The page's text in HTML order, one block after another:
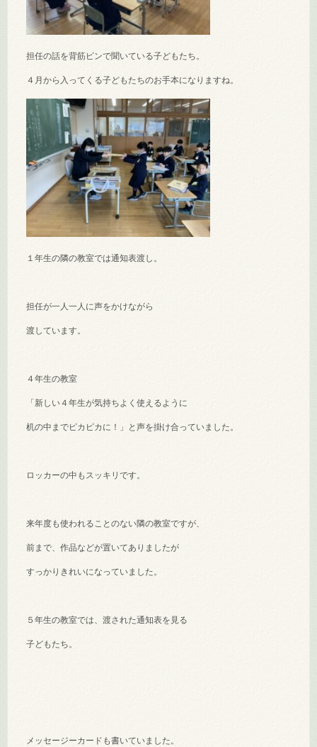
担任の話を背筋ピンで聞いている子どもたち。
４月から入ってくる子どもたちのお手本になりますね。
１年生の隣の教室では通知表渡し。
担任が一人一人に声をかけながら
渡しています。
４年生の教室
「新しい４年生が気持ちよく使えるように
机の中までピカピカに！」と声を掛け合っていました。
ロッカーの中もスッキリです。
来年度も使われることのない隣の教室ですが、
前まで、作品などが置いてありましたが
すっかりきれいになっていました。
５年生の教室では、渡された通知表を見る
子どもたち。
メッセージーカードも書いていました。